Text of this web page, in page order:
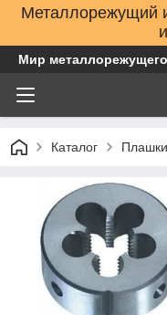
Металлорежущий
Мир
Каталог Плашки